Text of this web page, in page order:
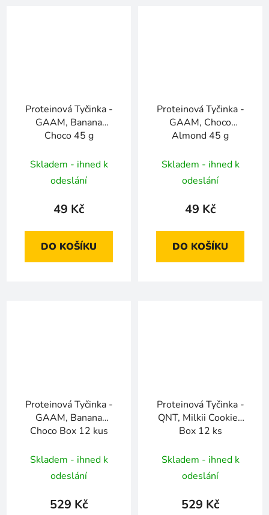
Proteinová Tyčinka -
GAAM, Banana
Choco 45 g
Skladem - ihned k
odeslání
49 Kč
DO KOŠÍKU
Proteinová Tyčinka -
GAAM, Choco
Almond 45 g
Skladem - ihned k
odeslání
49 Kč
DO KOŠÍKU
Proteinová Tyčinka -
GAAM, Banana
Choco Box 12 kus
Skladem - ihned k
odeslání
529 Kč
Proteinová Tyčinka -
QNT, Milkii Cookies
Box 12 ks
Skladem - ihned k
odeslání
529 Kč